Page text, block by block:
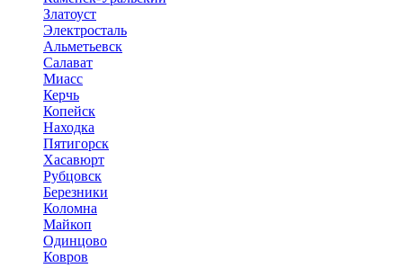
Златоуст
Электросталь
Альметьевск
Салават
Миасс
Керчь
Копейск
Находка
Пятигорск
Хасавюрт
Рубцовск
Березники
Коломна
Майкоп
Одинцово
Ковров